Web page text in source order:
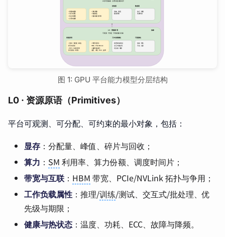
图 1: GPU 平台能力模型分层结构
L0 · 资源原语（Primitives）
平台可观测、可分配、可约束的最小对象，包括：
显存 ：分配量、峰值、碎片与回收；
算力 ： SM 利用率、算力份额、调度时间片；
带宽与互联 ： HBM 带宽、PCIe/NVLink 拓扑与争用；
工作负载属性 ：推理/训练/测试、交互式/批处理、优
先级与期限；
健康与热状态 ：温度、功耗、ECC、故障与降频。